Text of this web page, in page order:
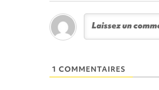
1 COMMENTAIRES